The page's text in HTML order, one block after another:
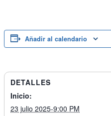
Añadir al calendario
DETALLES
Inicio:
23 julio 2025-9:00 PM